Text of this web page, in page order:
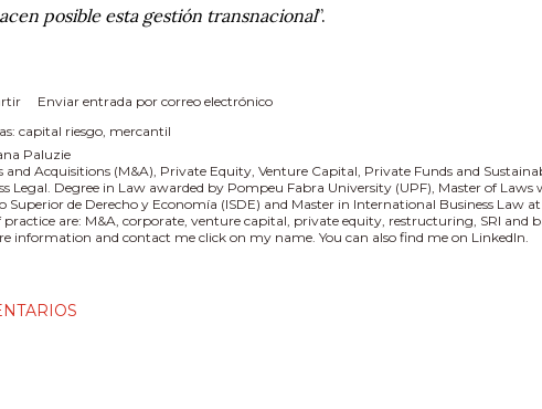
posible esta gestión transnacional”.
Enviar entrada por correo electrónico
capital riesgo mercantil
Paluzie
and Acquisitions (M&A), Private Equity, Venture Capital, Private Funds and
Legal. Degree in Law awarded by Pompeu Fabra University (UPF), Master of
Superior de Derecho y Economía (ISDE) and Master in International Business Law
practice are: M&A, corporate, venture capital, private equity, restructuring, SRI and
information and contact me click on my name. You can also find me on LinkedIn.